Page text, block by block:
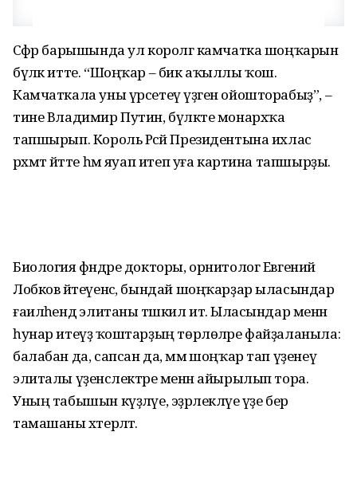
Сәфәр барышында ул королгә камчатка шоңҡарын
бүләк итте. “Шоңҡар – бик аҡыллы ҡош.
Камчаткала уны үрсетеү үҙәген ойошторабыҙ”, –
тине Владимир Путин, бүләкте монархҡа
тапшырып. Король Рәсәй Президентына ихлас
рәхмәт әйтте һәм яуап итеп уға картина тапшырҙы.
Биология фәндәре докторы, орнитолог Евгений
Лобков әйтеүенсә, бындай шоңҡарҙар ыласындар
ғаиләһендә элитаны тәшкил итә. Ыласындар менән
һунар итеүҙә ҡоштарҙың төрлөләре файҙаланыла:
балабан да, сапсан да, әммә шоңҡар тап үҙенеү
элиталы үҙенсәлектәре менән айырылып тора.
Уның табышын күҙләүе, эҙәрлекләүе үҙе бер
тамашаны хәтерләтә.